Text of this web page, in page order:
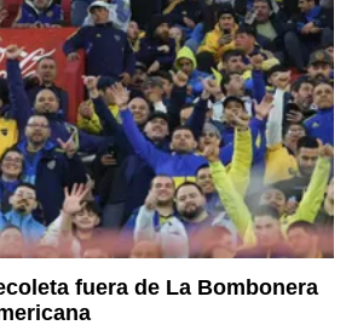
fuera de La Bombonera